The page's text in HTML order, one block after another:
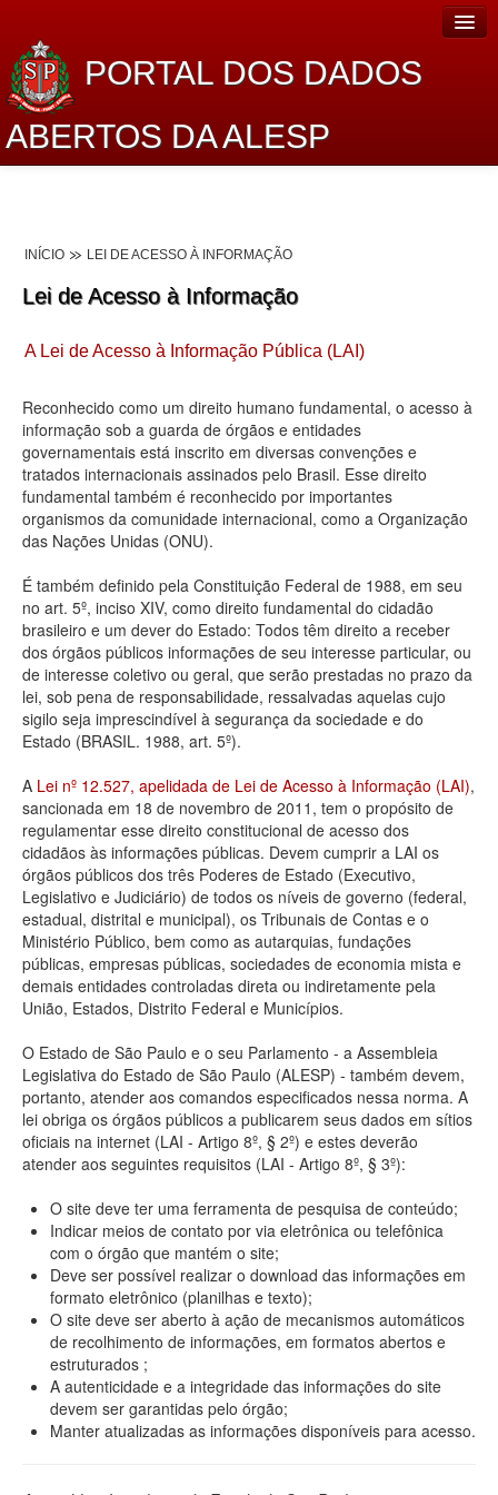
PORTAL DOS DADOS
ABERTOS DA ALESP
Lei de Acesso à Informação
Dados Governamentais Abertos
Planejamento
Catálogo de dados
Processo Legislativo
Deputados Estaduais
Administração
Legislação
Agenda
Perguntas frequentes
Contato
INÍCIO LEI DE ACESSO À INFORMAÇÃO
Lei de Acesso à Informação
A Lei de Acesso à Informação Pública (LAI)
Reconhecido como um direito humano fundamental, o acesso à
informação sob a guarda de órgãos e entidades
governamentais está inscrito em diversas convenções e
tratados internacionais assinados pelo Brasil. Esse direito
fundamental também é reconhecido por importantes
organismos da comunidade internacional, como a Organização
das Nações Unidas (ONU).
É também definido pela Constituição Federal de 1988, em seu
no art. 5º, inciso XIV, como direito fundamental do cidadão
brasileiro e um dever do Estado: Todos têm direito a receber
dos órgãos públicos informações de seu interesse particular, ou
de interesse coletivo ou geral, que serão prestadas no prazo da
lei, sob pena de responsabilidade, ressalvadas aquelas cujo
sigilo seja imprescindível à segurança da sociedade e do
Estado (BRASIL. 1988, art. 5º).
A Lei nº 12.527, apelidada de Lei de Acesso à Informação (LAI),
sancionada em 18 de novembro de 2011, tem o propósito de
regulamentar esse direito constitucional de acesso dos
cidadãos às informações públicas. Devem cumprir a LAI os
órgãos públicos dos três Poderes de Estado (Executivo,
Legislativo e Judiciário) de todos os níveis de governo (federal,
estadual, distrital e municipal), os Tribunais de Contas e o
Ministério Público, bem como as autarquias, fundações
públicas, empresas públicas, sociedades de economia mista e
demais entidades controladas direta ou indiretamente pela
União, Estados, Distrito Federal e Municípios.
O Estado de São Paulo e o seu Parlamento - a Assembleia
Legislativa do Estado de São Paulo (ALESP) - também devem,
portanto, atender aos comandos especificados nessa norma. A
lei obriga os órgãos públicos a publicarem seus dados em sítios
oficiais na internet (LAI - Artigo 8º, § 2º) e estes deverão
atender aos seguintes requisitos (LAI - Artigo 8º, § 3º):
O site deve ter uma ferramenta de pesquisa de conteúdo;
Indicar meios de contato por via eletrônica ou telefônica
com o órgão que mantém o site;
Deve ser possível realizar o download das informações em
formato eletrônico (planilhas e texto);
O site deve ser aberto à ação de mecanismos automáticos
de recolhimento de informações, em formatos abertos e
estruturados ;
A autenticidade e a integridade das informações do site
devem ser garantidas pelo órgão;
Manter atualizadas as informações disponíveis para acesso.